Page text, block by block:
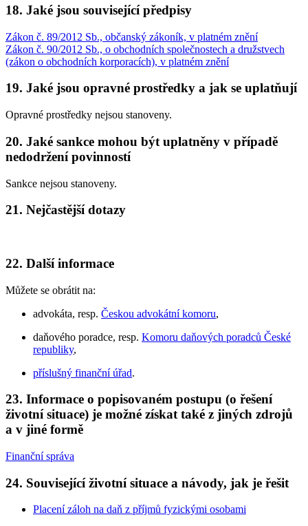
18. Jaké jsou související předpisy
Zákon č. 89/2012 Sb., občanský zákoník, v platném znění
Zákon č. 90/2012 Sb., o obchodních společnostech a družstvech
(zákon o obchodních korporacích), v platném znění
19. Jaké jsou opravné prostředky a jak se uplatňují
Opravné prostředky nejsou stanoveny.
20. Jaké sankce mohou být uplatněny v případě
nedodržení povinností
Sankce nejsou stanoveny.
21. Nejčastější dotazy
22. Další informace
Můžete se obrátit na:
advokáta, resp. Českou advokátní komoru,
daňového poradce, resp. Komoru daňových poradců České
republiky,
příslušný finanční úřad.
23. Informace o popisovaném postupu (o řešení
životní situace) je možné získat také z jiných zdrojů
a v jiné formě
Finanční správa
24. Související životní situace a návody, jak je řešit
Placení záloh na daň z příjmů fyzickými osobami